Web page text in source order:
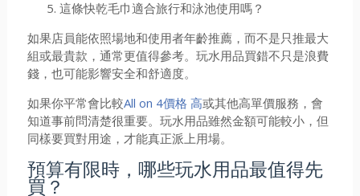
這條快乾毛巾適合旅行和泳池使用嗎？
如果店員能依照場地和使用者年齡推薦，而不是只推最大
組或最貴款，通常更值得參考。玩水用品買錯不只是浪費
錢，也可能影響安全和舒適度。
如果你平常會比較All on 4價格 高或其他高單價服務，會
知道事前問清楚很重要。玩水用品雖然金額可能較小，但
同樣要買對用途，才能真正派上用場。
預算有限時，哪些玩水用品最值得先
買？